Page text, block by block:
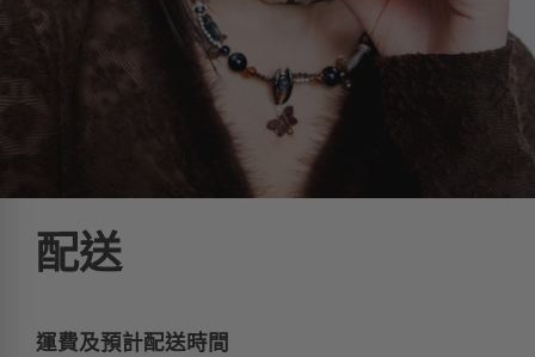
配送
運費及預計配送時間